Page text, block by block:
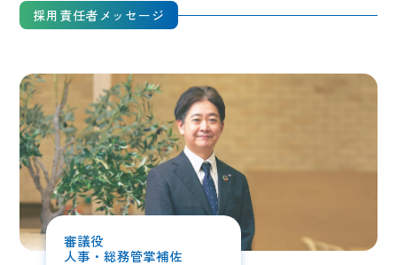
採用責任者メッセージ
審議役
人事・総務管掌補佐